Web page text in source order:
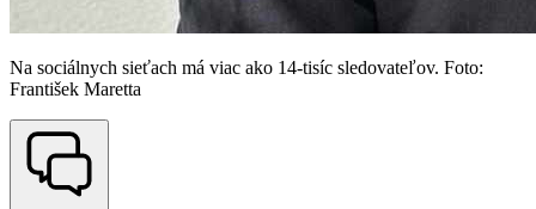
Na sociálnych sieťach má viac ako 14-tisíc sledovateľov. Foto:
František Maretta